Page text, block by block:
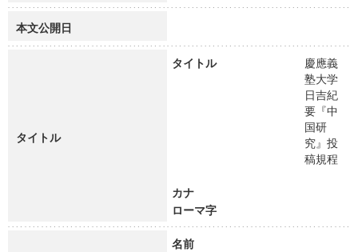
本文公開日
タイトル
タイトル
慶應義
塾大学
日吉紀
要『中
国研
究』投
稿規程
カナ
ローマ字
名前